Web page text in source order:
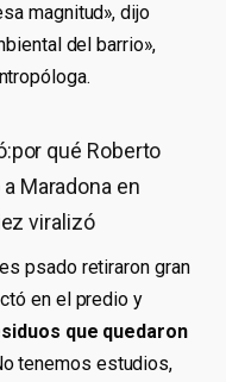
magnitud», dijo
del barrio»,
qué Roberto
Maradona en
viralizó
psado retiraron gran
en el predio y
que quedaron
tenemos estudios,